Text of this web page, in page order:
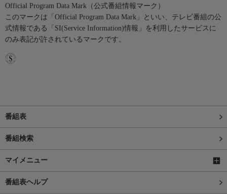
Official Program Data Mark（公式番組情報マーク）
このマークは「Official Program Data Mark」といい、テレビ番組の公
式情報である「SI(Service Information)情報」を利用したサービスに
のみ表記が許されているマークです。
番組表
番組検索
マイメニュー
番組表ヘルプ